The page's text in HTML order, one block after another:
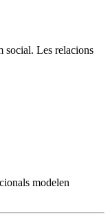
social. Les relacions
modelen